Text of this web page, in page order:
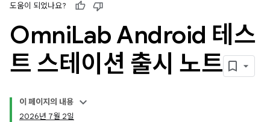
도움이 되었나요?
OmniLab Android 테스
트 스테이션 출시 노트
이 페이지의 내용
2026년 7월 2일